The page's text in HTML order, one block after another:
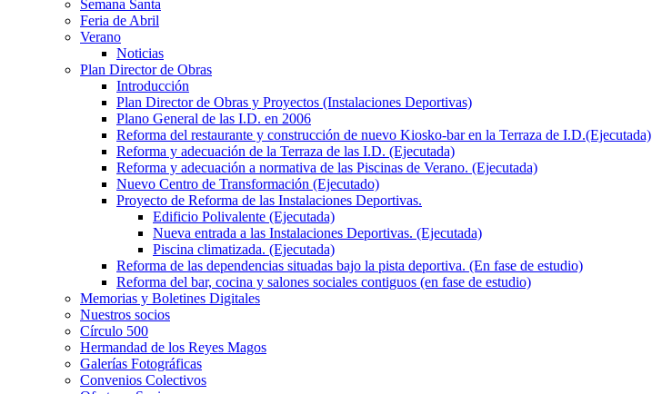
Semana Santa
Feria de Abril
Verano
Noticias
Plan Director de Obras
Introducción
Plan Director de Obras y Proyectos (Instalaciones Deportivas)
Plano General de las I.D. en 2006
Reforma del restaurante y construcción de nuevo Kiosko-bar en la Terraza de I.D.(Ejecutada)
Reforma y adecuación de la Terraza de las I.D. (Ejecutada)
Reforma y adecuación a normativa de las Piscinas de Verano. (Ejecutada)
Nuevo Centro de Transformación (Ejecutado)
Proyecto de Reforma de las Instalaciones Deportivas.
Edificio Polivalente (Ejecutada)
Nueva entrada a las Instalaciones Deportivas. (Ejecutada)
Piscina climatizada. (Ejecutada)
Reforma de las dependencias situadas bajo la pista deportiva. (En fase de estudio)
Reforma del bar, cocina y salones sociales contiguos (en fase de estudio)
Memorias y Boletines Digitales
Nuestros socios
Círculo 500
Hermandad de los Reyes Magos
Galerías Fotográficas
Convenios Colectivos